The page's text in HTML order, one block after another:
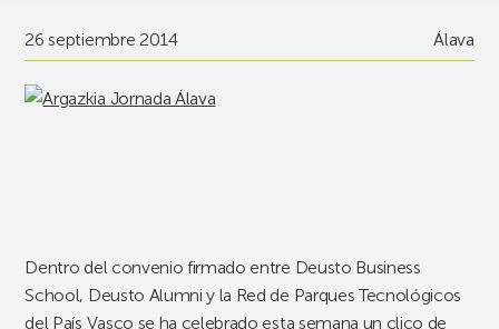
26 septiembre 2014 Álava
Dentro del convenio firmado entre Deusto Business
School, Deusto Alumni y la Red de Parques Tecnológicos
del País Vasco se ha celebrado esta semana un clico de